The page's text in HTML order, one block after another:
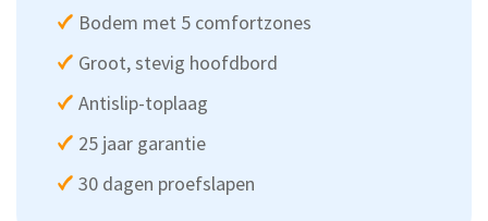
Bodem met 5 comfortzones
Groot, stevig hoofdbord
Antislip-toplaag
25 jaar garantie
30 dagen proefslapen